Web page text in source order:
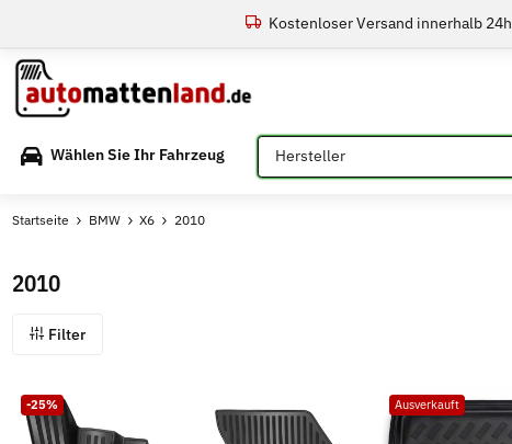
Kostenloser Versand innerhalb 24h
Wählen Sie Ihr Fahrzeug Bitte auswählen
Startseite BMW X6 2010
2010
Filter
-25% Ausverkauft